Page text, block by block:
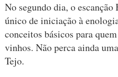
No segundo dia, o
único de iniciação à
conceitos básicos para
vinhos. Não perca ainda
Tejo.